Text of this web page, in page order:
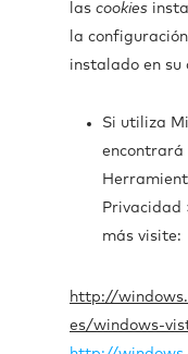
las cookies
la
instalado en su
Si utiliza
encontrará
Privacidad
más visite:
http://
es/windows-